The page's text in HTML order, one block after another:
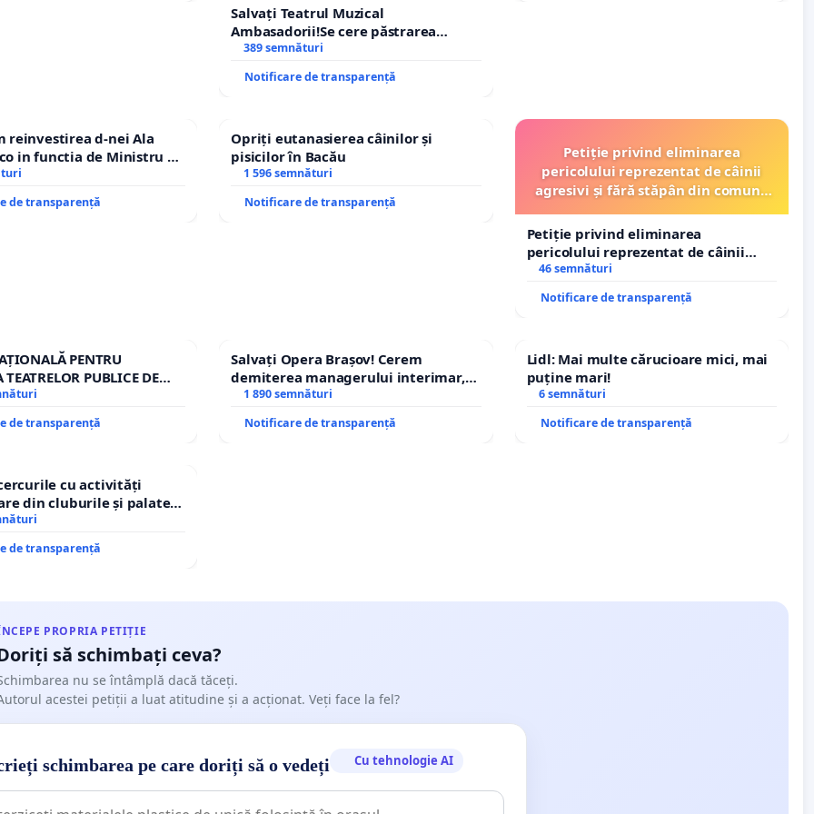
Salvați Teatrul Muzical
Ambasadorii!Se cere păstrarea
managerului general Mihai-Ciprian
389 semnături
Notificare de transparență
reinvestirea d-nei Ala
in functia de Ministru al
de transparență
Opriți eutanasierea câinilor și
pisicilor în Bacău
1 596 semnături
Notificare de transparență
Petiție privind eliminarea
pericolului reprezentat de câinii
agresivi și fără stăpân din comuna
Petiție privind eliminarea
pericolului reprezentat de câinii
agresivi și fără stăpân din comuna
46 semnături
Notificare de transparență
PENTRU
TEATRELOR PUBLICE DE
DIN ROMÂNIA
de transparență
Salvați Opera Brașov! Cerem
demiterea managerului interimar,
Petrean Lucian-Marius!
1 890 semnături
Notificare de transparență
Lidl: Mai multe cărucioare mici, mai
puține mari!
6 semnături
Notificare de transparență
cu activități
din cluburile și palatele
de transparență
PROPRIA PETIȚIE
să schimbați ceva?
nu se întâmplă dacă tăceți.
acestei petiții a luat atitudine și a acționat. Veți face la fel?
schimbarea pe care doriți să o vedeți Cu tehnologie AI